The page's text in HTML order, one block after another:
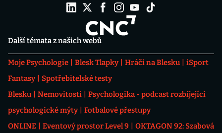
Další témata z našich webů
Moje Psychologie Blesk Tlapky Hráči na Blesku
iSport
Fantasy
Spotřebitelské testy
Blesku
Nemovitosti
Psychologika - podcast rozbíjející
psychologické mýty
Fotbalové přestupy
ONLINE
Eventový prostor Level 9
OKTAGON 92: Szabová